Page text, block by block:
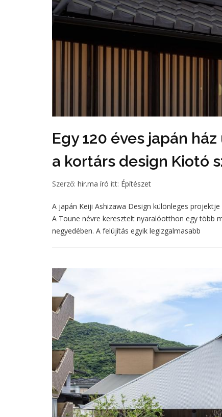
Egy 120 éves japán
a kortárs design Kiotó
Szerző: hir.ma író itt: Építészet
A japán Keiji Ashizawa Design különleges
A Toune névre keresztelt nyaralóotthon egy több
negyedében. A felújítás egyik legizgalmasabb